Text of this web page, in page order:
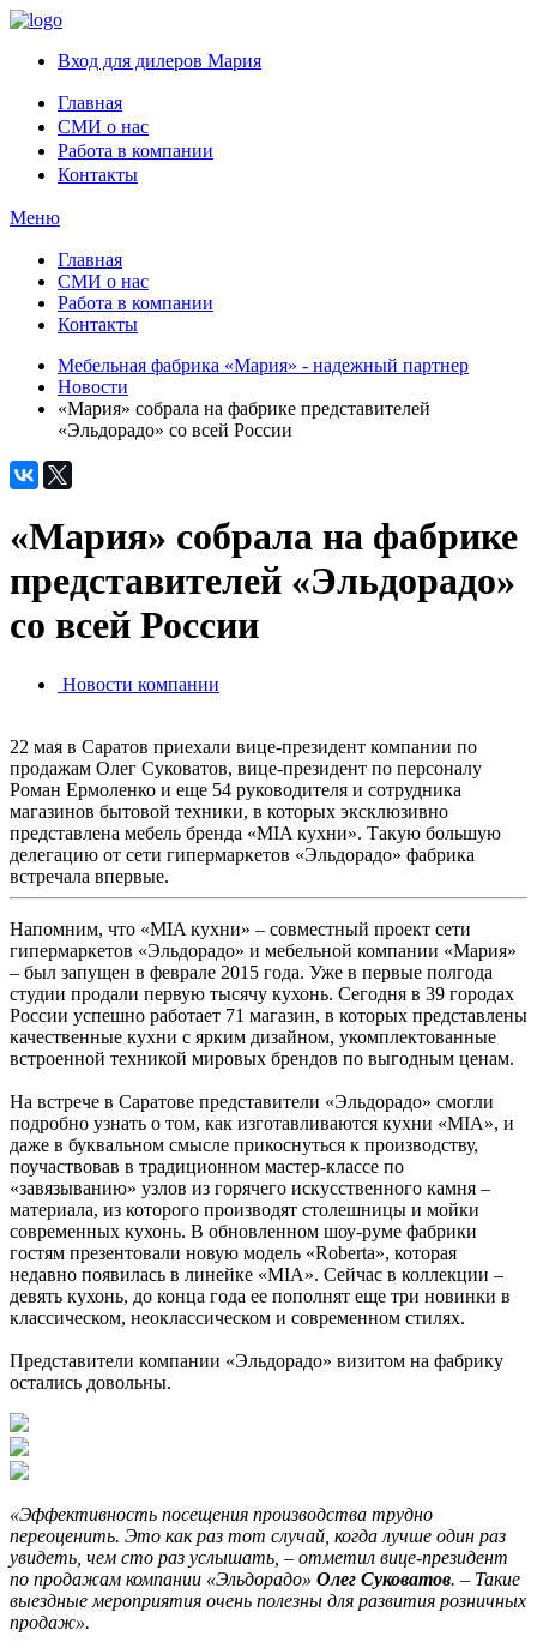
Вход для дилеров Мария
Главная
СМИ о нас
Работа в компании
Контакты
Меню
Главная
СМИ о нас
Работа в компании
Контакты
Мебельная фабрика «Мария» - надежный партнер
Новости
«Мария» собрала на фабрике представителей
«Эльдорадо» со всей России
«Мария» собрала на фабрике
представителей «Эльдорадо»
со всей России
Новости компании
22 мая в Саратов приехали вице-президент компании по
продажам Олег Суковатов, вице-президент по персоналу
Роман Ермоленко и еще 54 руководителя и сотрудника
магазинов бытовой техники, в которых эксклюзивно
представлена мебель бренда «MIA кухни». Такую большую
делегацию от сети гипермаркетов «Эльдорадо» фабрика
встречала впервые.
Напомним, что «MIA кухни» – совместный проект сети
гипермаркетов «Эльдорадо» и мебельной компании «Мария»
– был запущен в феврале 2015 года. Уже в первые полгода
студии продали первую тысячу кухонь. Сегодня в 39 городах
России успешно работает 71 магазин, в которых представлены
качественные кухни с ярким дизайном, укомплектованные
встроенной техникой мировых брендов по выгодным ценам.
На встрече в Саратове представители «Эльдорадо» смогли
подробно узнать о том, как изготавливаются кухни «MIA», и
даже в буквальном смысле прикоснуться к производству,
поучаствовав в традиционном мастер-классе по
«завязыванию» узлов из горячего искусственного камня –
материала, из которого производят столешницы и мойки
современных кухонь. В обновленном шоу-руме фабрики
гостям презентовали новую модель «Roberta», которая
недавно появилась в линейке «MIA». Сейчас в коллекции –
девять кухонь, до конца года ее пополнят еще три новинки в
классическом, неоклассическом и современном стилях.
Представители компании «Эльдорадо» визитом на фабрику
остались довольны.
«Эффективность посещения производства трудно
переоценить. Это как раз тот случай, когда лучше один раз
увидеть, чем сто раз услышать, – отметил вице-президент
по продажам компании «Эльдорадо» Олег Суковатов. – Такие
выездные мероприятия очень полезны для развития розничных
продаж».